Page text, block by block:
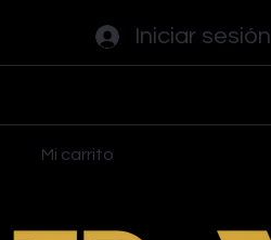
Iniciar sesión
Mi carrito